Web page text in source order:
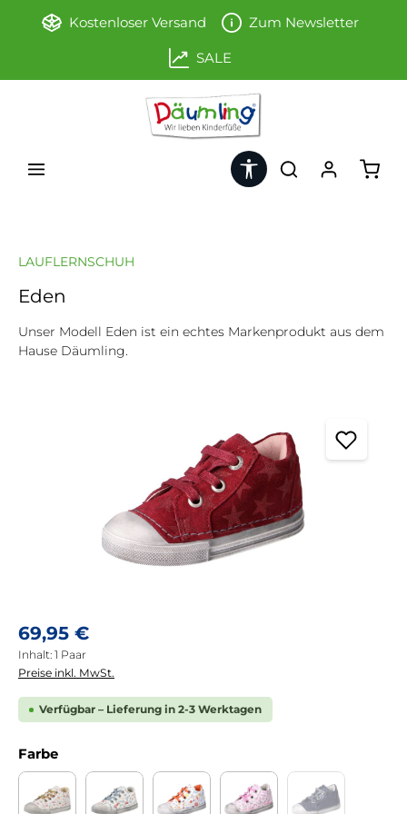
Zum Hauptinhalt springen
Kostenloser Versand Zum Newsletter
SALE
Werkzeugleiste anzeigen
LAUFLERNSCHUH
Eden
Unser Modell Eden ist ein echtes Markenprodukt aus dem
Hause Däumling.
Regulärer Preis:
69,95 €
Inhalt: 1 Paar
Preise inkl. MwSt.
Verfügbar – Lieferung in 2-3 Werktagen
Farbeauswählen